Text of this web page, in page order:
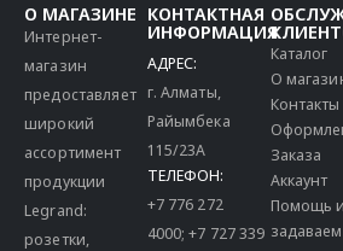
О МАГАЗИНЕ
Интернет-
магазин
предоставляет
широкий
ассортимент
продукции
Legrand:
розетки,
КОНТАКТНАЯ
ИНФОРМАЦИЯ
АДРЕС:
г. Алматы,
Райымбека
115/23A
ТЕЛЕФОН:
+7 776 272
4000;+7 727 339
Каталог
О
Контакты
Заказа
Аккаунт
Помощь